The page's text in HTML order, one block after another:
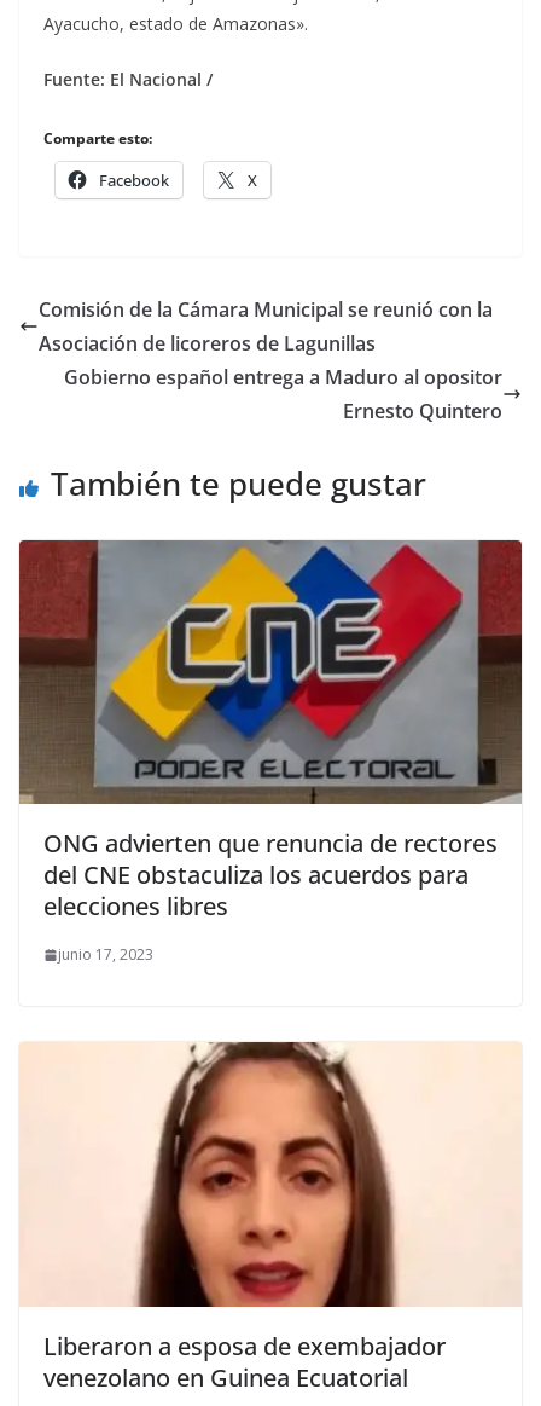
Ayacucho, estado de Amazonas».
Fuente: El Nacional /
Comparte esto:
Facebook X
Comisión de la Cámara Municipal se reunió con la
Asociación de licoreros de Lagunillas
Gobierno español entrega a Maduro al opositor
Ernesto Quintero
También te puede gustar
ONG advierten que renuncia de rectores
del CNE obstaculiza los acuerdos para
elecciones libres
junio 17, 2023
Liberaron a esposa de exembajador
venezolano en Guinea Ecuatorial